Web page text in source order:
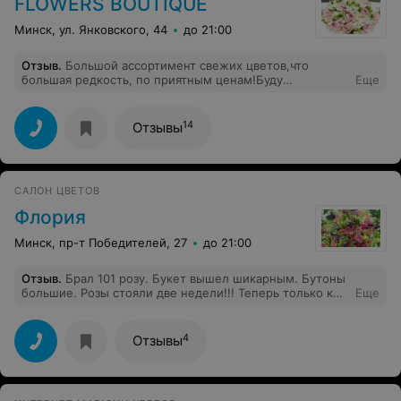
Минск, ул. Янковского, 44 до 21:00
Отзыв. Большой ассортимент свежих цветов,что
большая редкость, по приятным ценам!Буду
Еще
Отзывы14
САЛОН ЦВЕТОВ
Флория
Минск, пр-т Победителей, 27 до 21:00
Отзыв. Брал 101 розу. Букет вышел шикарным. Бутоны
большие. Розы стояли две недели!!! Теперь только к
Еще
Отзывы4